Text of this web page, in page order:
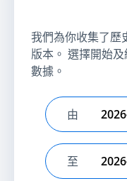
我們為你收集了歷
版本。 選擇開始
數據。
選擇開始日
由
選擇結束日
至